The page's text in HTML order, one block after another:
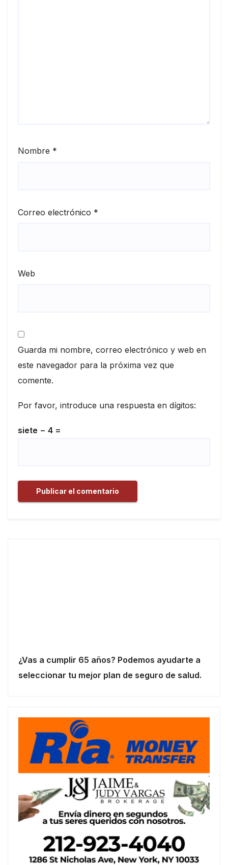
Nombre *
Correo electrónico *
Web
Guarda mi nombre, correo electrónico y web en
este navegador para la próxima vez que
comente.
Por favor, introduce una respuesta en dígitos:
siete − 4 =
¿Vas a cumplir 65 años? Podemos ayudarte a
seleccionar tu mejor plan de seguro de salud.